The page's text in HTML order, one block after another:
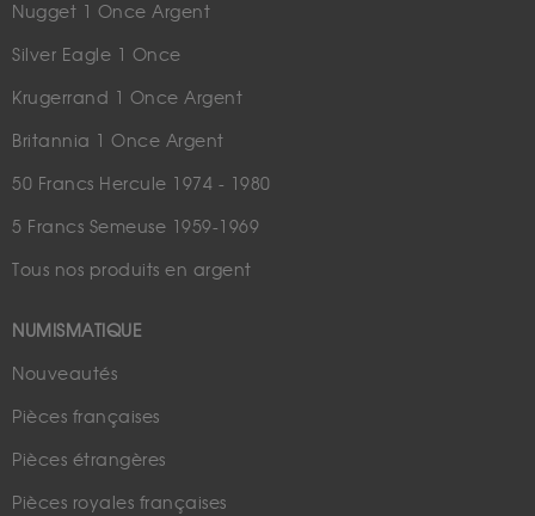
Nugget 1 Once Argent
Silver Eagle 1 Once
Krugerrand 1 Once Argent
Britannia 1 Once Argent
50 Francs Hercule 1974 - 1980
5 Francs Semeuse 1959-1969
Tous nos produits en argent
NUMISMATIQUE
Nouveautés
Pièces françaises
Pièces étrangères
Pièces royales françaises